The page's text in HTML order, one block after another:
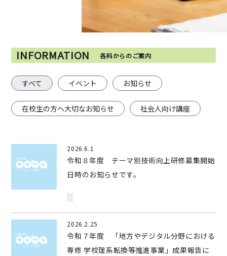
INFORMATION 各科からのご案内
すべて イベント お知らせ
在校生の方へ大切なお知らせ 社会人向け講座
2026.6.1
令和８年度 テーマ別技術向上研修募集開始
日時のお知らせです。
2026.2.25
令和７年度 「地方やデジタル分野における
専修 学校理系転換等推進事業」成果報告に